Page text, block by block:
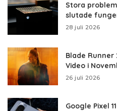
Stora
slutade
28 juli 2026
Blade Runner
Video i
26 juli 2026
Google Pixel